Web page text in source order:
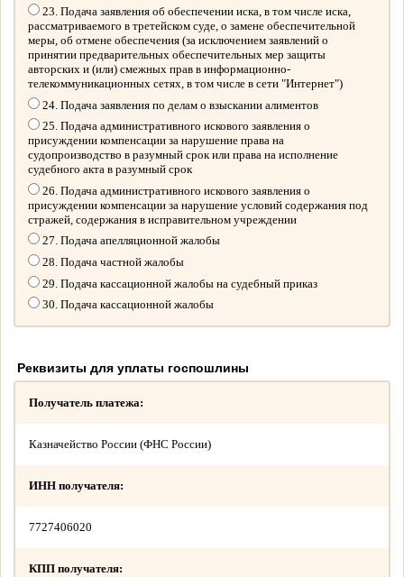
23. Подача заявления об обеспечении иска, в том числе иска,
рассматриваемого в третейском суде, о замене обеспечительной
меры, об отмене обеспечения (за исключением заявлений о
принятии предварительных обеспечительных мер защиты
авторских и (или) смежных прав в информационно-
телекоммуникационных сетях, в том числе в сети "Интернет")
24. Подача заявления по делам о взыскании алиментов
25. Подача административного искового заявления о
присуждении компенсации за нарушение права на
судопроизводство в разумный срок или права на исполнение
судебного акта в разумный срок
26. Подача административного искового заявления о
присуждении компенсации за нарушение условий содержания под
стражей, содержания в исправительном учреждении
27. Подача апелляционной жалобы
28. Подача частной жалобы
29. Подача кассационной жалобы на судебный приказ
30. Подача кассационной жалобы
Реквизиты для уплаты госпошлины
Получатель платежа:
Казначейство России (ФНС России)
ИНН получателя:
7727406020
КПП получателя: